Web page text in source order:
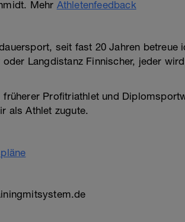
Mehr Athletenfeedback
seit fast 20 Jahren betreue
Langdistanz Finnischer, jeder
früherer Profitriathlet und
als Athlet zugute.